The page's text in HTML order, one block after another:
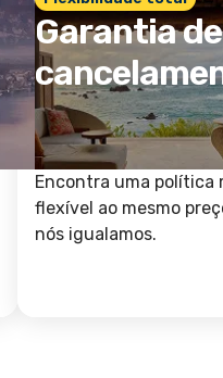
Garantia de
Encontra uma política
flexível ao mesmo
nós igualamos.